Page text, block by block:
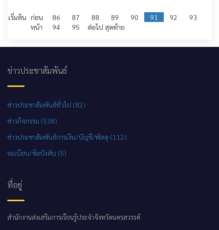
เริ่มต้น ก่อน
หน้า
86 87 88 89 90 91 92
93
94
95 ต่อไป สุดท้าย
ข่าวประชาสัมพันธ์
ข่าวประชาสัมพันธ์ทั่วไป (82)
ข่าวกิจกรรม (538)
ข่าวประชาสัมพันธ์การเงิน/บัญชี/พัสดุ (112)
ระเบียบ/ข้อบังคับ (5)
ที่อยู่
สำนักงานส่งเสริมการเรียนรู้ประจำจังหวัดนครสวรรค์